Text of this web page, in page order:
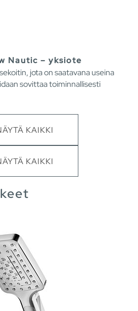
Nautic – yksiote
jota on saatavana useina
sovittaa toiminnallisesti
KAIKKI
KAIKKI